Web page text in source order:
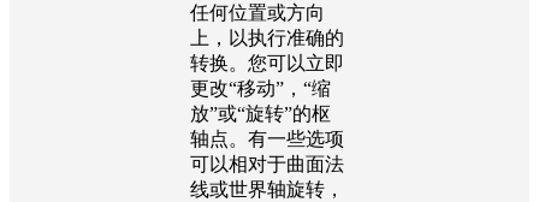
任何位置或方向
上，以执行准确的
转换。您可以立即
更改“移动”，“缩
放”或“旋转”的枢
轴点。有一些选项
可以相对于曲面法
线或世界轴旋转，